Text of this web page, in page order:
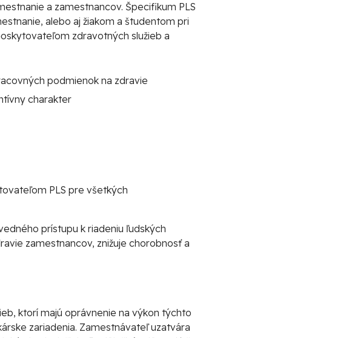
a zamestnancov. Špecifikum PLS
alebo aj žiakom a študentom pri
zdravotných služieb a
podmienok na zdravie
charakter
PLS pre všetkých
prístupu k riadeniu ľudských
zamestnancov, znižuje chorobnosť a
ktorí majú oprávnenie na výkon týchto
zariadenia. Zamestnávateľ uzatvára